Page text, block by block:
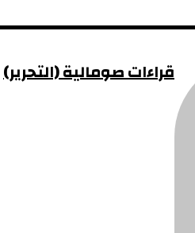
قراءات صومالية (التحرير)